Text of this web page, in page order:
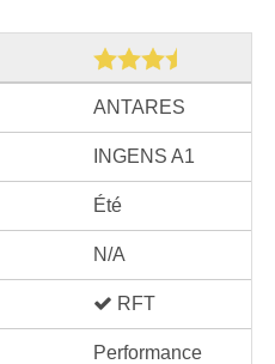
ANTARES
INGENS A1
Été
N/A
RFT
Performance